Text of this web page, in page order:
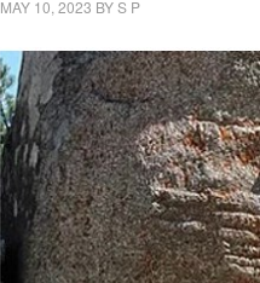
MAY 10, 2023 BYS P